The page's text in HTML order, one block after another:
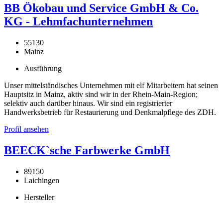
BB Ökobau und Service GmbH & Co.
KG - Lehmfachunternehmen
55130
Mainz
Ausführung
Unser mittelständisches Unternehmen mit elf Mitarbeitern hat seinen
Hauptsitz in Mainz, aktiv sind wir in der Rhein-Main-Region;
selektiv auch darüber hinaus. Wir sind ein registrierter
Handwerksbetrieb für Restaurierung und Denkmalpflege des ZDH.
Profil ansehen
BEECK`sche Farbwerke GmbH
89150
Laichingen
Hersteller